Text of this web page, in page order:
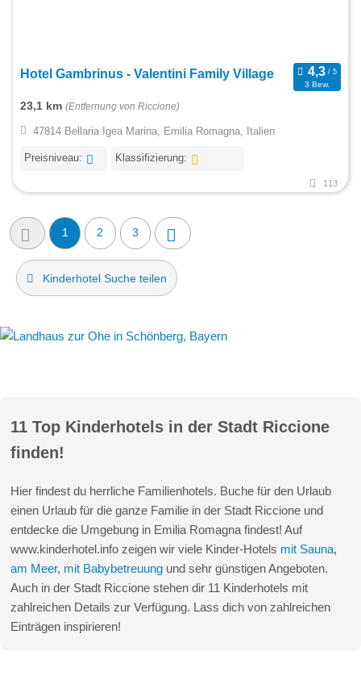
Hotel Gambrinus - Valentini Family Village
3 Bew.
23,1 km (Entfernung von Riccione)
47814 Bellaria Igea Marina, Emilia Romagna, Italien
Preisniveau: Klassifizierung:
113
1 2 3
Kinderhotel Suche teilen
11 Top Kinderhotels in der Stadt Riccione
finden!
Hier findest du herrliche Familienhotels. Buche für den Urlaub
einen Urlaub für die ganze Familie in der Stadt Riccione und
entdecke die Umgebung in Emilia Romagna findest! Auf
www.kinderhotel.info zeigen wir viele Kinder-Hotels mit Sauna,
am Meer, mit Babybetreuung und sehr günstigen Angeboten.
Auch in der Stadt Riccione stehen dir 11 Kinderhotels mit
zahlreichen Details zur Verfügung. Lass dich von zahlreichen
Einträgen inspirieren!